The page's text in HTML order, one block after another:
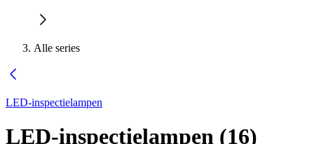
Alle series
LED-inspectielampen
LED-inspectielampen (16)